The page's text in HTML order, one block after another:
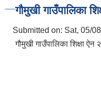
गौमुखी गाउँपालिका
Submitted on: Sat, 05/
गौमुखी गाउँपालिका शिक्षा ऐन